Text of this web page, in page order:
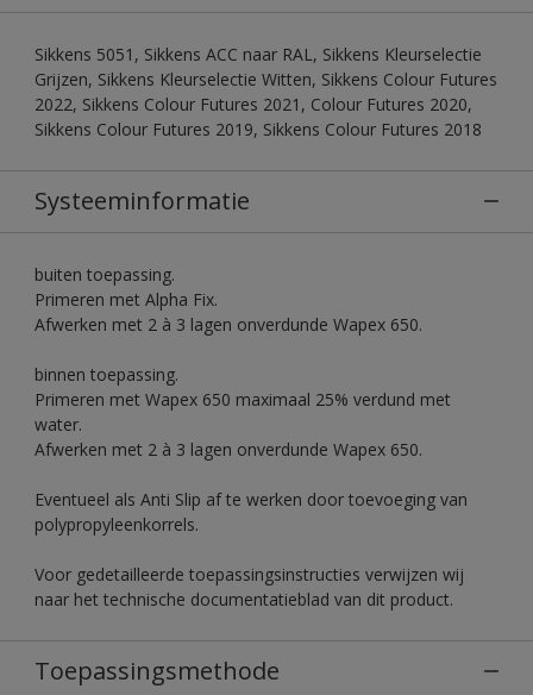
Sikkens 5051, Sikkens ACC naar RAL, Sikkens Kleurselectie
Grijzen, Sikkens Kleurselectie Witten, Sikkens Colour Futures
2022, Sikkens Colour Futures 2021, Colour Futures 2020,
Sikkens Colour Futures 2019, Sikkens Colour Futures 2018
Systeeminformatie
buiten toepassing.
Primeren met Alpha Fix.
Afwerken met 2 à 3 lagen onverdunde Wapex 650.
binnen toepassing.
Primeren met Wapex 650 maximaal 25% verdund met
water.
Afwerken met 2 à 3 lagen onverdunde Wapex 650.
Eventueel als Anti Slip af te werken door toevoeging van
polypropyleenkorrels.
Voor gedetailleerde toepassingsinstructies verwijzen wij
naar het technische documentatieblad van dit product.
Toepassingsmethode